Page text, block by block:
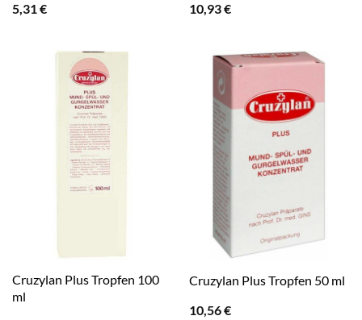
5,31€
10,93€
Cruzylan Plus Tropfen 100
ml
Cruzylan Plus Tropfen 50 ml
10,56€